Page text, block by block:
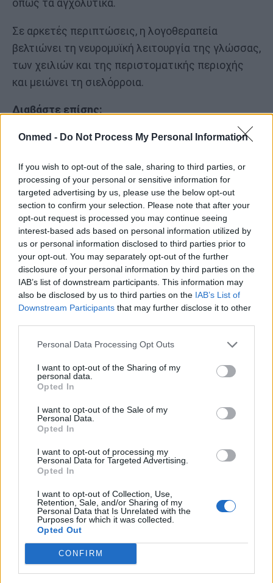
Onmed - Do Not Process My Personal Information
If you wish to opt-out of the sale, sharing to third parties, or
processing of your personal or sensitive information for
targeted advertising by us, please use the below opt-out
section to confirm your selection. Please note that after your
opt-out request is processed you may continue seeing
interest-based ads based on personal information utilized by
us or personal information disclosed to third parties prior to
your opt-out. You may separately opt-out of the further
disclosure of your personal information by third parties on the
IAB’s list of downstream participants. This information may
also be disclosed by us to third parties on the IAB’s List of
Downstream Participants that may further disclose it to other
Personal Data Processing Opt Outs
I want to opt-out of the Sharing of my
personal data.
Opted In
I want to opt-out of the Sale of my
Personal Data.
Opted In
I want to opt-out of processing my
Personal Data for Targeted Advertising.
Opted In
I want to opt-out of Collection, Use,
Retention, Sale, and/or Sharing of my
Personal Data that Is Unrelated with the
Purposes for which it was collected.
Opted Out
CONFIRM
όπως τα αγχολυτικά.
Σε αρκετές περιπτώσεις, η λογοθεραπεία
βελτιώνει τη νευρομυϊκή λειτουργία της γλώσσας,
των χειλιών και της περιστοματικής περιοχής
και μειώνει τη σιελόρροια.
Διαβάστε επίσης:
Στρεπτόκοκκος: Ποιες οι διαφορές από τον απλό
Απώλεια γεύσης: Πού οφείλεται και πώς
αποκαθίσταται